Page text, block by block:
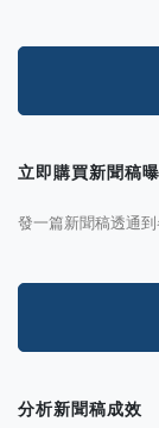
立即購買新聞稿
發一篇新聞稿透通
分析新聞稿成效